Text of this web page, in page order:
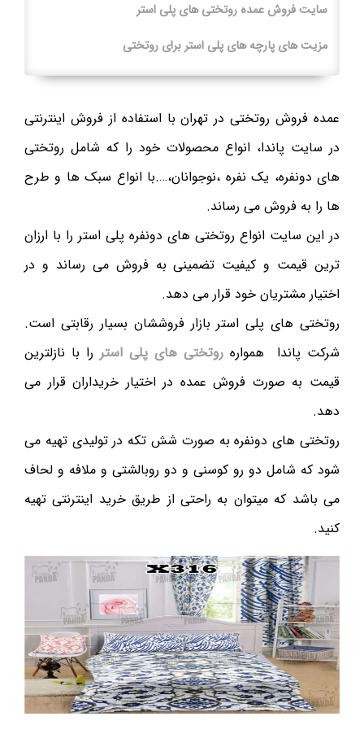
سایت فروش عمده روتختی های پلی استر
مزیت های پارچه های پلی استر برای روتختی
عمده فروش روتختی در تهران با استفاده از فروش اینترنتی
در سایت پاندا، انواع محصولات خود را که شامل روتختی
های دونفره، یک نفره ،نوجوانان،….با انواع سبک ها و طرح
ها را به فروش می رساند.
در این سایت انواع روتختی های دونفره پلی استر را با ارزان
ترین قیمت و کیفیت تضمینی به فروش می رساند و در
اختیار مشتریان خود قرار می دهد.
روتختی های پلی استر بازار فروششان بسیار رقابتی است.
شرکت پاندا همواره روتختی های پلی استر را با نازلترین
قیمت به صورت فروش عمده در اختیار خریداران قرار می
دهد.
روتختی های دونفره به صورت شش تکه در تولیدی تهیه می
شود که شامل دو رو کوسنی و دو روبالشتی و ملافه و لحاف
می باشد که میتوان به راحتی از طریق خرید اینترنتی تهیه
کنید.